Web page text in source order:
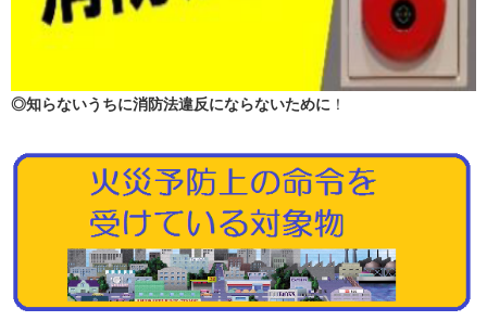
◎知らないうちに消防法違反にならないために ！